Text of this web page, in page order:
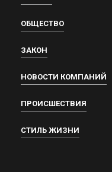
ОБЩЕСТВО
ЗАКОН
НОВОСТИ КОМПАНИЙ
ПРОИСШЕСТВИЯ
СТИЛЬ ЖИЗНИ